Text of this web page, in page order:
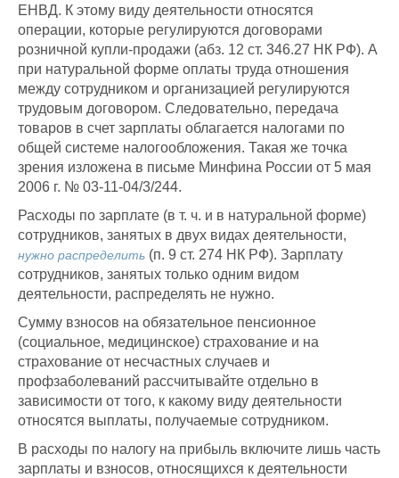
ЕНВД. К этому виду деятельности относятся
операции, которые регулируются договорами
розничной купли-продажи (абз. 12 ст. 346.27 НК РФ). А
при натуральной форме оплаты труда отношения
между сотрудником и организацией регулируются
трудовым договором. Следовательно, передача
товаров в счет зарплаты облагается налогами по
общей системе налогообложения. Такая же точка
зрения изложена в письме Минфина России от 5 мая
2006 г. № 03-11-04/3/244.
Расходы по зарплате (в т. ч. и в натуральной форме)
сотрудников, занятых в двух видах деятельности,
нужно распределить (п. 9 ст. 274 НК РФ). Зарплату
сотрудников, занятых только одним видом
деятельности, распределять не нужно.
Сумму взносов на обязательное пенсионное
(социальное, медицинское) страхование и на
страхование от несчастных случаев и
профзаболеваний рассчитывайте отдельно в
зависимости от того, к какому виду деятельности
относятся выплаты, получаемые сотрудником.
В расходы по налогу на прибыль включите лишь часть
зарплаты и взносов, относящихся к деятельности